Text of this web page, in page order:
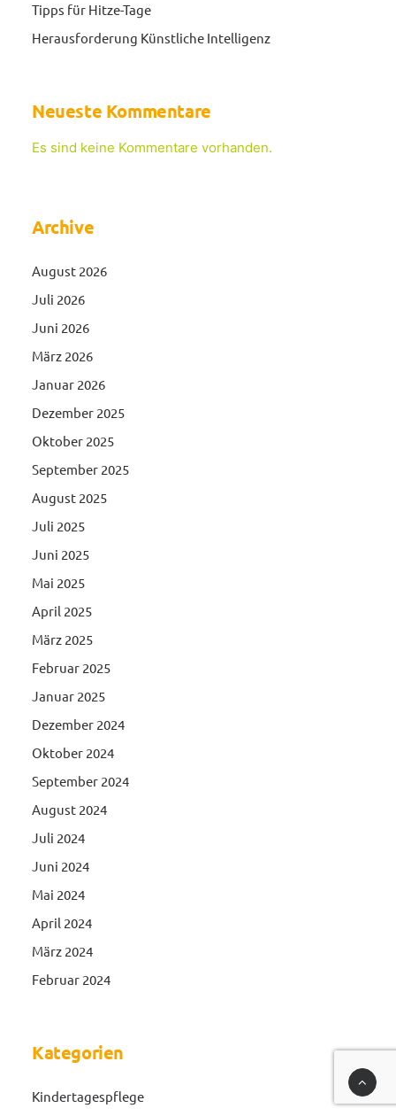
Tipps für Hitze-Tage
Herausforderung Künstliche Intelligenz
Neueste Kommentare
Es sind keine Kommentare vorhanden.
Archive
August 2026
Juli 2026
Juni 2026
März 2026
Januar 2026
Dezember 2025
Oktober 2025
September 2025
August 2025
Juli 2025
Juni 2025
Mai 2025
April 2025
März 2025
Februar 2025
Januar 2025
Dezember 2024
Oktober 2024
September 2024
August 2024
Juli 2024
Juni 2024
Mai 2024
April 2024
März 2024
Februar 2024
Kategorien
Kindertagespflege